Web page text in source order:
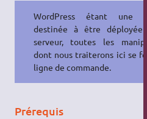
WordPress étant une
destinée à être déployée
serveur, toutes les
dont nous traiterons ici se
ligne de commande.
Prérequis